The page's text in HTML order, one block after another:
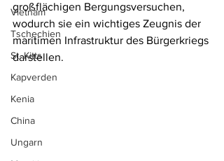
Vietnam
Tschechien
St. Kitts
Kapverden
Kenia
China
Ungarn
großflächigen Bergungsversuchen,
wodurch sie ein wichtiges Zeugnis der
maritimen Infrastruktur des Bürgerkriegs
darstellen.